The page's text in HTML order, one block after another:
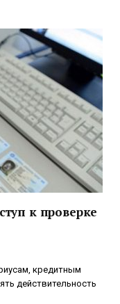
к проверке
кредитным
действительность